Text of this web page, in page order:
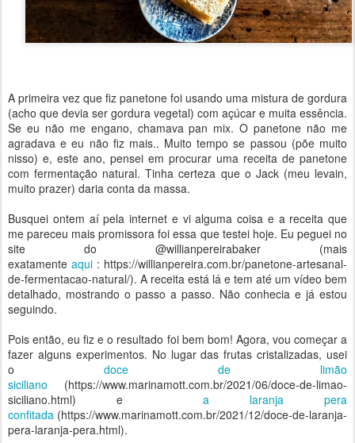
A primeira vez que fiz panetone foi usando uma mistura de gordura
(acho que devia ser gordura vegetal) com açúcar e muita essência.
Se eu não me engano, chamava pan mix. O panetone não me
agradava e eu não fiz mais.. Muito tempo se passou (põe muito
nisso) e, este ano, pensei em procurar uma receita de panetone
com fermentação natural. Tinha certeza que o Jack (meu levain,
muito prazer) daria conta da massa.
Busquei ontem aí pela internet e vi alguma coisa e a receita que
me pareceu mais promissora foi essa que testei hoje. Eu peguei no
site do @willianpereirabaker (mais
exatamente aqui : https://willianpereira.com.br/panetone-artesanal-
de-fermentacao-natural/). A receita está lá e tem até um vídeo bem
detalhado, mostrando o passo a passo. Não conhecia e já estou
seguindo.
Pois então, eu fiz e o resultado foi bem bom! Agora, vou começar a
fazer alguns experimentos. No lugar das frutas cristalizadas, usei
o doce de limão
siciliano (https://www.marinamott.com.br/2021/06/doce-de-limao-
siciliano.html) ea laranja pera
confitada (https://www.marinamott.com.br/2021/12/doce-de-laranja-
pera-laranja-pera.html).